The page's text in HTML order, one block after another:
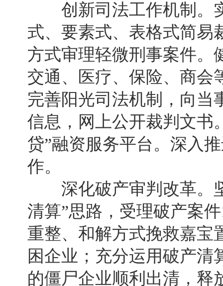
创新司法工作机制。
式、要素式、表格式简易
方式审理轻微刑事案件。
交通、医疗、保险、商会
完善阳光司法机制，向当
信息，网上公开裁判文书
贷”融资服务平台。深入
作。
深化破产审判改革。
清算”思路，受理破产案
重整、和解方式挽救嘉宝
困企业；充分运用破产清
的僵尸企业顺利出清，释